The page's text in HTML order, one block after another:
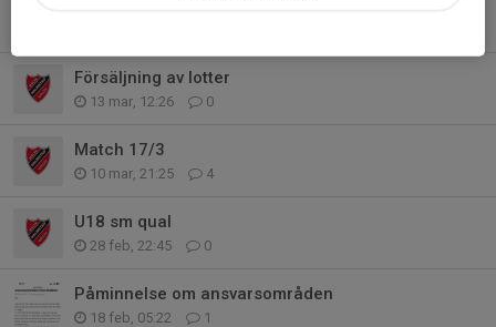
Försäljning av lotter
13 mar, 12:26 0
Match 17/3
10 mar, 21:25 4
U18 sm qual
28 feb, 22:45 0
Påminnelse om ansvarsområden
18 feb, 05:22 1